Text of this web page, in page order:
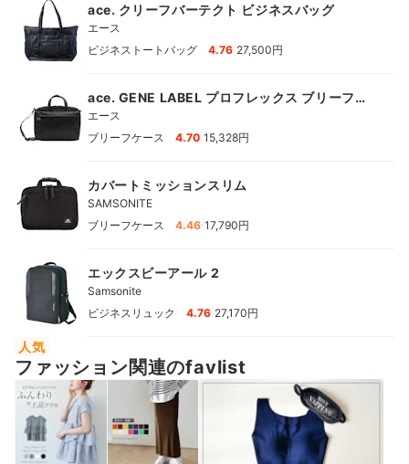
ace. クリーフバーテクト ビジネスバッグ
エース
ビジネストートバッグ
4.76 27,500円
ace. GENE LABEL プロフレックス ブリーフケ
ース
エース
ブリーフケース
4.70 15,328円
カバートミッションスリム
SAMSONITE
ブリーフケース
4.46 17,790円
エックスビーアール 2
Samsonite
ビジネスリュック
4.76 27,170円
人気
ファッション関連のfavlist